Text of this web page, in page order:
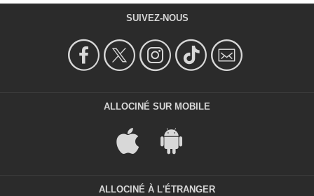
SUIVEZ-NOUS
ALLOCINÉ SUR MOBILE
ALLOCINÉ À L'ÉTRANGER